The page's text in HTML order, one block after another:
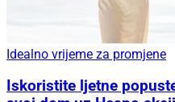
Idealno vrijeme za promjene
Iskoristite ljetne